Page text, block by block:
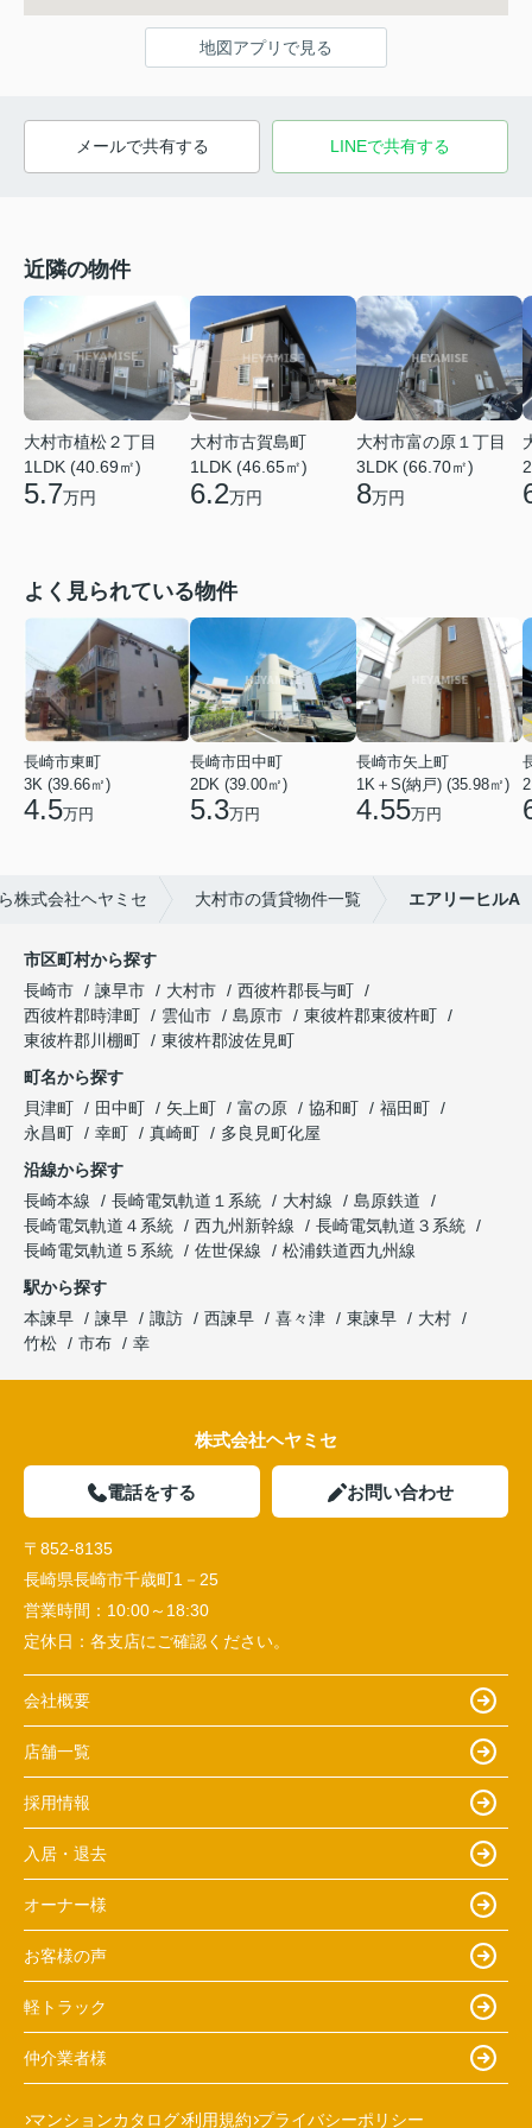
地図アプリで見る
メールで共有する LINEで共有する
近隣の物件
大村市植松２丁目
1LDK (40.69㎡)
5.7万円
大村市古賀島町
1LDK (46.65㎡)
6.2万円
大村市富の原１丁目
3LDK (66.70㎡)
8万円
よく見られている物件
長崎市東町
3K (39.66㎡)
4.5万円
長崎市田中町
2DK (39.00㎡)
5.3万円
長崎市矢上町
1K＋S(納戸) (35.98㎡)
4.55万円
株式会社ヘヤミセ 大村市の賃貸物件一覧 エアリーヒルA
市区町村から探す
長崎市
諫早市 大村市
西彼杵郡長与町
西彼杵郡時津町
雲仙市 島原市
東彼杵郡東彼杵町
東彼杵郡川棚町
東彼杵郡波佐見町
町名から探す
貝津町
田中町 矢上町 富の原 協和町
福田町
永昌町
幸町 真崎町
多良見町化屋
沿線から探す
長崎本線
長崎電気軌道１系統 大村線
島原鉄道
長崎電気軌道４系統
西九州新幹線
長崎電気軌道３系統
長崎電気軌道５系統
佐世保線
松浦鉄道西九州線
駅から探す
本諫早
諫早 諏訪 西諫早 喜々津 東諫早
大村
竹松
市布 幸
株式会社ヘヤミセ
電話をする お問い合わせ
〒852-8135
長崎県長崎市千歳町1－25
営業時間： 10:00～18:30
定休日： 各支店にご確認ください。
会社概要
店舗一覧
採用情報
入居・退去
オーナー様
お客様の声
軽トラック
仲介業者様
マンションカタログ 利用規約 プライバシーポリシー